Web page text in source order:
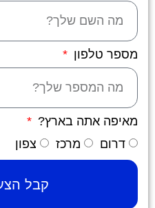
מספר טלפון
מאיפה אתה בארץ?
דרום
מרכז צפון
קבל